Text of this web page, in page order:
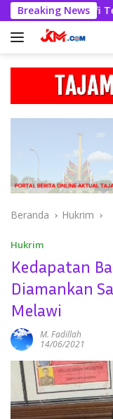
Langsung
ke
konten
Breaking News
Kahfi Tekankan
Beranda Hukrim
Hukrim
Kedapatan
Diamankan
Melawi
M. Fadillah
14/06/2021